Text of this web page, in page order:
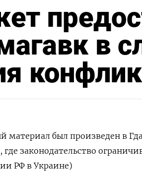
в
материал был произведен в
где законодательство
РФ в Украине)